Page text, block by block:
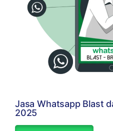
Jasa Whatsapp Blast
2025